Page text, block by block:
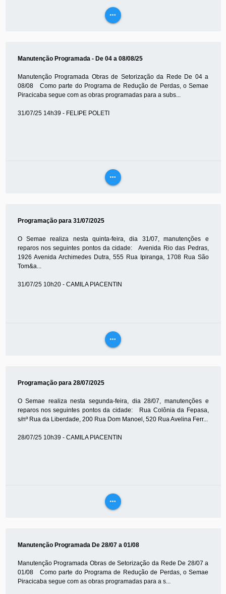
more_horiz
Manutenção Programada - De 04 a 08/08/25
Manutenção Programada Obras de Setorização da Rede De 04 a
08/08 Como parte do Programa de Redução de Perdas, o Semae
Piracicaba segue com as obras programadas para a subs...
31/07/25 14h39 - FELIPE POLETI
more_horiz
Programação para 31/07/2025
O Semae realiza nesta quinta-feira, dia 31/07, manutenções e
reparos nos seguintes pontos da cidade: Avenida Rio das Pedras,
1926 Avenida Archimedes Dutra, 555 Rua Ipiranga, 1708 Rua São
Tom&a...
31/07/25 10h20 - CAMILA PIACENTIN
more_horiz
Programação para 28/07/2025
O Semae realiza nesta segunda-feira, dia 28/07, manutenções e
reparos nos seguintes pontos da cidade: Rua Colônia da Fepasa,
s/nº Rua da Liberdade, 200 Rua Dom Manoel, 520 Rua Avelina Ferr...
28/07/25 10h39 - CAMILA PIACENTIN
more_horiz
Manutenção Programada De 28/07 a 01/08
Manutenção Programada Obras de Setorização da Rede De 28/07 a
01/08 Como parte do Programa de Redução de Perdas, o Semae
Piracicaba segue com as obras programadas para a s...